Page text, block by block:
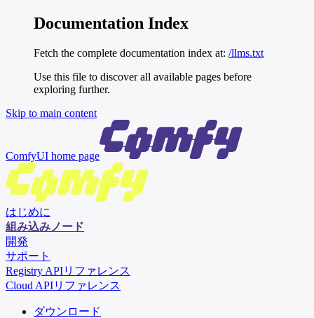
Documentation Index
Fetch the complete documentation index at: /llms.txt
Use this file to discover all available pages before
exploring further.
Skip to main content
ComfyUI home page
はじめに
組み込みノード
開発
サポート
Registry APIリファレンス
Cloud APIリファレンス
ダウンロード